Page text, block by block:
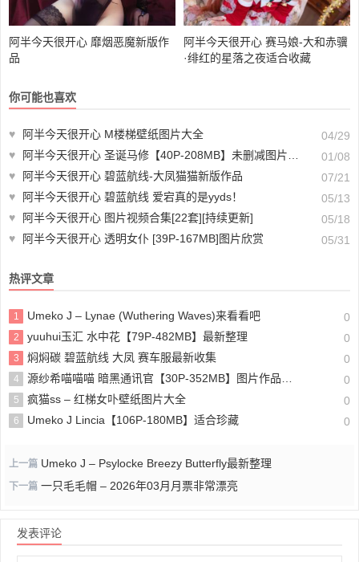
阿半今天很开心 靡烟恶魔新版作
品
阿半今天很开心 赛马娘-大和赤骥
·绯红的星落之夜适合收藏
你可能也喜欢
♥ 阿半今天很开心 M楼梯壁纸图片大全
04/29
♥
阿半今天很开心 圣诞马修【40P-208MB】未删减图片作品
01/08
♥
阿半今天很开心 碧蓝航线-大凤猫猫新版作品
07/21
♥
阿半今天很开心 碧蓝航线 爱宕真的是yyds！
05/13
♥
阿半今天很开心 图片视频合集[22套][持续更新]
05/18
♥
阿半今天很开心 透明女仆 [39P-167MB]图片欣赏 05/31
热评文章
1 Umeko J – Lynae (Wuthering Waves)来看看吧 0
2 yuuhui玉汇 水中花【79P-482MB】最新整理 0
3 焖焖碳 碧蓝航线 大凤 赛车服最新收集 0
4 源纱希喵喵喵 暗黑通讯官【30P-352MB】图片作品下载 0
5 疯猫ss – 红梯女卟壁纸图片大全 0
6 Umeko J Lincia【106P-180MB】适合珍藏 0
上一篇 Umeko J – Psylocke Breezy Butterfly最新整理
下一篇 一只毛毛帽 – 2026年03月月票非常漂亮
发表评论